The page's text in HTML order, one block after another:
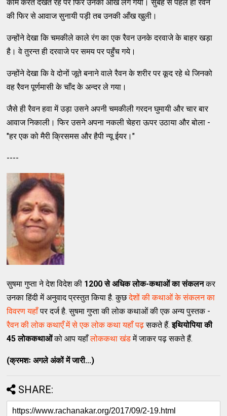
काम करते देखते रहे पर फिर उनकी आँख लग गयी। सुबह से पहले ही रैवन
की फिर से आवाज सुनायी पड़ी तब उनकी आँख खुली।
उन्होंने देखा कि चमकीले काले रंग का एक रैवन उनके दरवाजे के बाहर खड़ा
है। वे तुरन्त ही दरवाजे पर समय पर पहुँच गये।
उन्होंने देखा कि वे दोनों जूते बनाने वाले रैवन के शरीर पर कूद रहे थे जिनको
वह रैवन पूर्णमासी के चाँद के अन्दर ले गया।
जैसे ही रैवन हवा में उड़ा उसने अपनी चमकीली गरदन घुमायी और चार बार
आवाज निकाली। फिर उसने अपना नकली चेहरा ऊपर उठाया और बोला -
"हर एक को मैरी क्रिसमस और हैपी न्यू ईयर।"
----
सुषमा गुप्ता ने देश विदेश की 1200 से अधिक लोक-कथाओं का संकलनकर
उनका हिंदी में अनुवाद प्रस्तुत किया है. कुछदेशों की कथाओं के संकलन का
विवरण यहाँपर दर्ज है. सुषमा गुप्ता की लोक कथाओं की एक अन्य पुस्तक -
रैवन की लोक कथाएँ में से एक लोक कथा यहाँ पढ़सकते हैं.इथियोपिया की
45 लोककथाओंको आप यहाँलोककथा खंडमें जाकर पढ़ सकते हैं.
(क्रमशः अगले अंकों में जारी...)
SHARE: